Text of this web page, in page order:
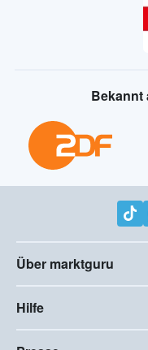
Bekannt
Über marktguru
Hilfe